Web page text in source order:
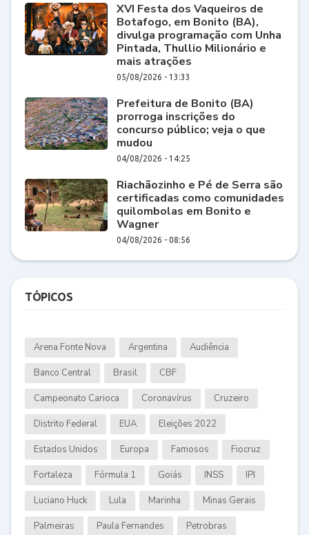
XVI Festa dos Vaqueiros de
Botafogo, em Bonito (BA),
divulga programação com Unha
Pintada, Thullio Milionário e
mais atrações
05/08/2026 - 13:33
Prefeitura de Bonito (BA)
prorroga inscrições do
concurso público; veja o que
mudou
04/08/2026 - 14:25
Riachãozinho e Pé de Serra são
certificadas como comunidades
quilombolas em Bonito e
Wagner
04/08/2026 - 08:56
TÓPICOS
Arena Fonte Nova Argentina Audiência
Banco Central Brasil CBF
Campeonato Carioca Coronavírus Cruzeiro
Distrito Federal EUA Eleições 2022
Estados Unidos Europa Famosos Fiocruz
Fortaleza Fórmula 1 Goiás INSS IPI
Luciano Huck Lula Marinha Minas Gerais
Palmeiras Paula Fernandes Petrobras